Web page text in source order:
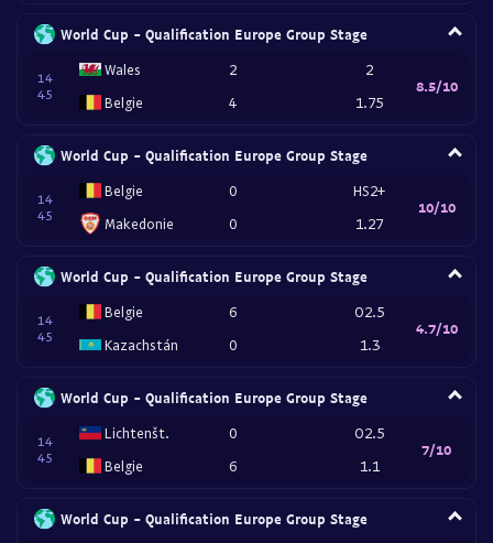
World Cup - Qualification Europe Group Stage
14
45
Wales
Belgie
2
4
2
1.75
8.5/10
World Cup - Qualification Europe Group Stage
14
45
Belgie
Makedonie
0
0
HS2+
1.27
10/10
World Cup - Qualification Europe Group Stage
14
45
Belgie
Kazachstán
6
0
O2.5
1.3
4.7/10
World Cup - Qualification Europe Group Stage
14
45
Lichtenšt.
Belgie
0
6
O2.5
1.1
7/10
World Cup - Qualification Europe Group Stage